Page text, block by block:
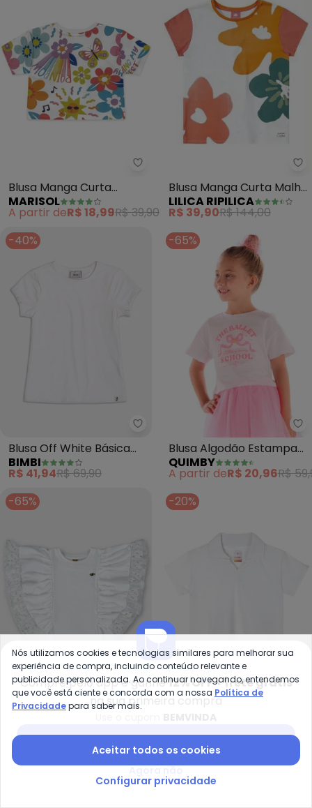
Marisol - Blusa Manga Curta
Blusa Manga Curta
Feminina Marisol
(Branco)
MARISOL
A partir deR$ 18,99R$ 39,90
Blusa Manga Curta Malha
Menina (Branco)
LILICA RIPILICA
R$ 39,90R$ 144,00
-40%
Bimbi - Blusa Off White Básica
Blusa Off White Básica
(Branco)
BIMBI
R$ 41,94R$ 69,90
-65%
Blusa Algodão Estampa
Ballet (Branco)
QUIMBY
A partir deR$ 20,96R$
-65%
Up Baby - Blusa Infantil em
Blusa Infantil em Meia
A partir deR$ 52,46R$ 149,90
-20%
(Branco)
A partir deR$ 27,74R$
-60%
-20%
Compre pelo app e ganhe12% OFF + frete grátis
na sua primeira compra
Nós utilizamos cookies e tecnologias similares para melhorar sua
experiência de compra, incluindo conteúdo relevante e
publicidade personalizada. Ao continuar navegando, entendemos
que você está ciente e concorda com a nossa Política de
Privacidadepara saber mais.
Aceitar todos os cookies
Configurar privacidade